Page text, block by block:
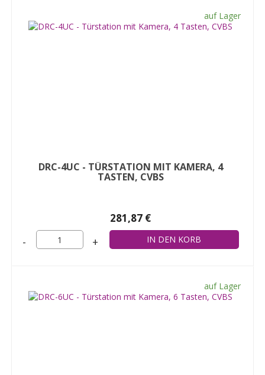
auf Lager
DRC-4UC - TÜRSTATION MIT KAMERA, 4
TASTEN, CVBS
281,87 €
- +
auf Lager